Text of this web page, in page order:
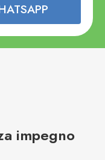
impegno